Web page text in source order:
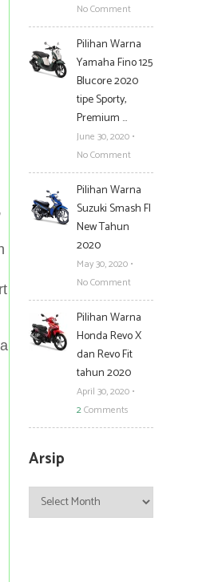
No Comment
Pilihan Warna
Yamaha Fino 125
Blucore 2020
tipe Sporty,
Premium …
June 30, 2020 •
No Comment
Pilihan Warna
Suzuki Smash FI
New Tahun
2020
May 30, 2020 •
No Comment
Pilihan Warna
Honda Revo X
dan Revo Fit
tahun 2020
April 30, 2020 •
2Comments
Arsip
Arsip